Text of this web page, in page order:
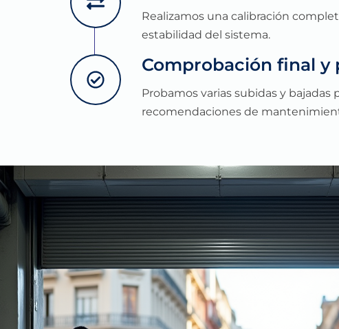
Realizamos una calibración
estabilidad del sistema.
Comprobación final y
Probamos varias subidas y
recomendaciones de